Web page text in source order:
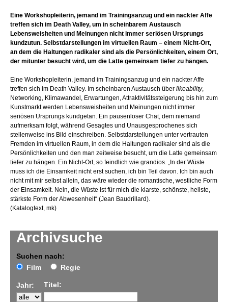
Archivsuche
Suchen nach:
Film
Regie
Jahr: Titel:
Eine Workshopleiterin, jemand im Trainingsanzug und ein nackter Affe
treffen sich im Death Valley, um in scheinbarem Austausch
Lebensweisheiten und Meinungen nicht immer seriösen Ursprungs
kundzutun. Selbstdarstellungen im virtuellen Raum – einem Nicht-Ort,
an dem die Haltungen radikaler sind als die Persönlichkeiten, einem Ort,
der mitunter besucht wird, um die Latte gemeinsam tiefer zu hängen.
Eine Workshopleiterin, jemand im Trainingsanzug und ein nackter Affe
treffen sich im Death Valley. Im scheinbaren Austausch über likeability,
Networking, Klimawandel, Erwartungen, Attraktivitätssteigerung bis hin zum
Kunstmarkt werden Lebensweisheiten und Meinungen nicht immer
seriösen Ursprungs kundgetan. Ein pausenloser Chat, dem niemand
aufmerksam folgt, während Gesagtes und Unausgesprochenes sich
stellenweise ins Bild einschreiben. Selbstdarstellungen unter vertrauten
Fremden im virtuellen Raum, in dem die Haltungen radikaler sind als die
Persönlichkeiten und den man zeitweise besucht, um die Latte gemeinsam
tiefer zu hängen. Ein Nicht-Ort, so feindlich wie grandios. „In der Wüste
muss ich die Einsamkeit nicht erst suchen, ich bin Teil davon. Ich bin auch
nicht mit mir selbst allein, das wäre wieder die romantische, westliche Form
der Einsamkeit. Nein, die Wüste ist für mich die klarste, schönste, hellste,
stärkste Form der Abwesenheit“ (Jean Baudrillard).
(Katalogtext, mk)